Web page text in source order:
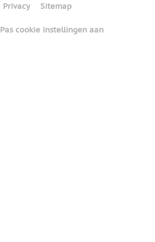
Privacy Sitemap
Pas cookie instellingen aan